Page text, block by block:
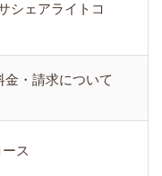
シェアライトコ
金・請求について
ス